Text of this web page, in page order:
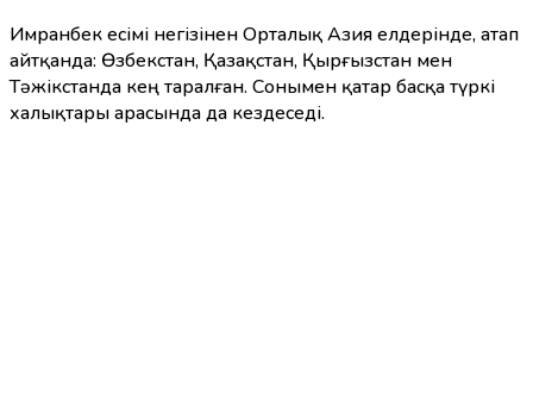
Имранбек есімі негізінен Орталық Азия елдерінде, атап
айтқанда: Өзбекстан, Қазақстан, Қырғызстан мен
Тәжікстанда кең таралған. Сонымен қатар басқа түркі
халықтары арасында да кездеседі.